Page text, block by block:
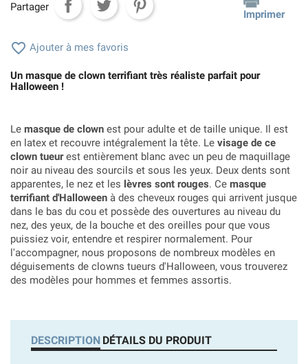
Partager
Imprimer
 Ajouter à mes favoris
Un masque de clown terrifiant très réaliste parfait pour
Halloween !
Le masque de clown est pour adulte et de taille unique. Il est
en latex et recouvre intégralement la tête. Le visage de ce
clown tueurest entièrement blanc avec un peu de maquillage
noir au niveau des sourcils et sous les yeux. Deux dents sont
apparentes, le nez et les lèvres sont rouges. Ce masque
terrifiant d'Halloween à des cheveux rouges qui arrivent jusque
dans le bas du cou et possède des ouvertures au niveau du
nez, des yeux, de la bouche et des oreilles pour que vous
puissiez voir, entendre et respirer normalement. Pour
l'accompagner, nous proposons de nombreux modèles en
déguisements de clowns tueurs d'Halloween, vous trouverez
des modèles pour hommes et femmes assortis.
DESCRIPTION DÉTAILS DU PRODUIT